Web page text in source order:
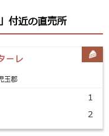
付近の直売所
ーレ
玉郡
1
2